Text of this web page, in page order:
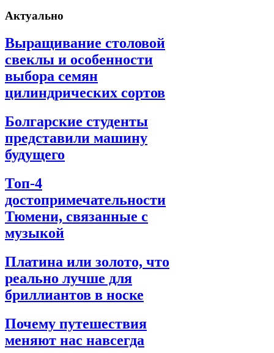
Актуально
Выращивание столовой
свеклы и особенности
выбора семян
цилиндрических сортов
Болгарские студенты
представили машину
будущего
Топ-4
достопримечательности
Тюмени, связанные с
музыкой
Платина или золото, что
реально лучше для
бриллиантов в носке
Почему путешествия
меняют нас навсегда